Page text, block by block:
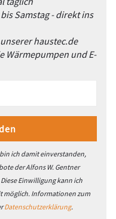
Samstag - direkt ins
haustec.de
Wärmepumpen und E-
ich damit einverstanden,
der Alfons W. Gentner
Einwilligung kann ich
möglich. Informationen zum
Datenschutzerklärung.